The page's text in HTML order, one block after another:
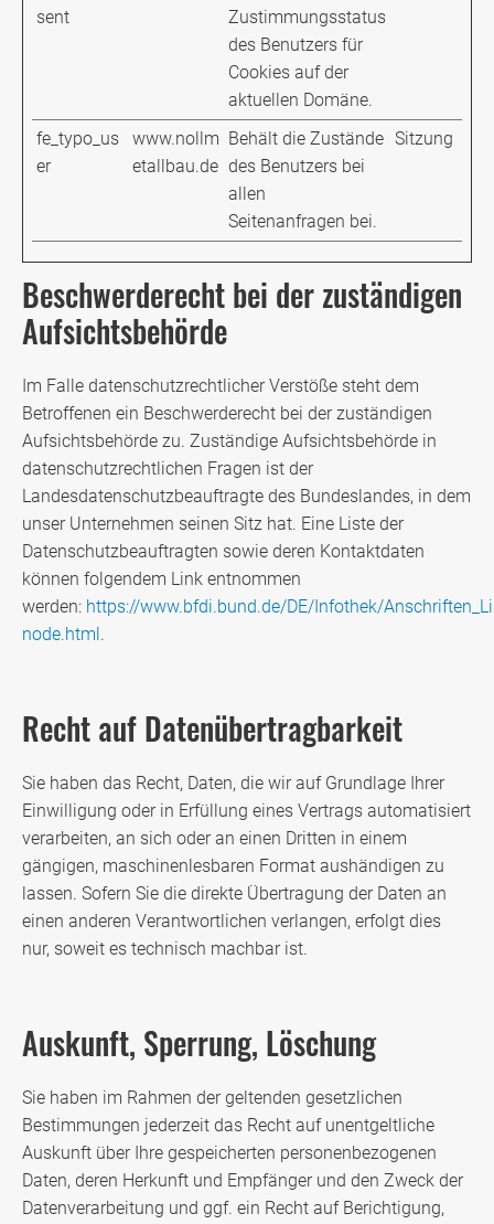
sent
Zustimmungsstatus
des Benutzers für
Cookies auf der
aktuellen Domäne.
fe_typo_us
er
www.nollm
etallbau.de
Behält die Zustände
des Benutzers bei
allen
Seitenanfragen bei.
Sitzung
Beschwerderecht bei der zuständigen
Aufsichtsbehörde
Im Falle datenschutzrechtlicher Verstöße steht dem
Betroffenen ein Beschwerderecht bei der zuständigen
Aufsichtsbehörde zu. Zuständige Aufsichtsbehörde in
datenschutzrechtlichen Fragen ist der
Landesdatenschutzbeauftragte des Bundeslandes, in dem
unser Unternehmen seinen Sitz hat. Eine Liste der
Datenschutzbeauftragten sowie deren Kontaktdaten
können folgendem Link entnommen
werden: https://www.bfdi.bund.de/DE/Infothek/
node.html.
Recht auf Datenübertragbarkeit
Sie haben das Recht, Daten, die wir auf Grundlage Ihrer
Einwilligung oder in Erfüllung eines Vertrags automatisiert
verarbeiten, an sich oder an einen Dritten in einem
gängigen, maschinenlesbaren Format aushändigen zu
lassen. Sofern Sie die direkte Übertragung der Daten an
einen anderen Verantwortlichen verlangen, erfolgt dies
nur, soweit es technisch machbar ist.
Auskunft, Sperrung, Löschung
Sie haben im Rahmen der geltenden gesetzlichen
Bestimmungen jederzeit das Recht auf unentgeltliche
Auskunft über Ihre gespeicherten personenbezogenen
Daten, deren Herkunft und Empfänger und den Zweck der
Datenverarbeitung und ggf. ein Recht auf Berichtigung,